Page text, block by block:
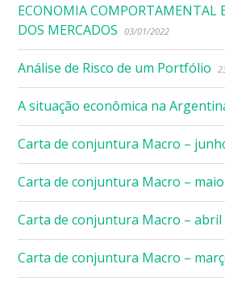
ECONOMIA COMPORTAMENTAL
DOS MERCADOS
03/01/2022
Análise de Risco de um Portfólio
A situação econômica na
Carta de conjuntura Macro –
Carta de conjuntura Macro – maio
Carta de conjuntura Macro – abril
Carta de conjuntura Macro –